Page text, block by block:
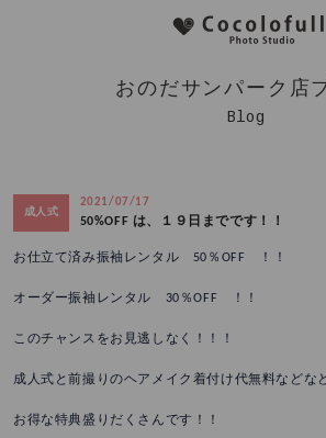
おのだサンパーク店
Blog
成人式
2021/07/17
50%OFF は、１９日までです！！
お仕立て済み振袖レンタル 50％OFF ！！
オーダー振袖レンタル 30％OFF ！！
このチャンスをお見逃しなく！！！
成人式と前撮りのヘアメイク着付け代無料などな
お得な特典盛りだくさんです！！